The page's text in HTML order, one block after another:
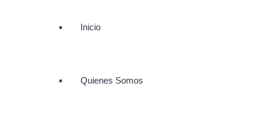
Inicio
Quienes Somos